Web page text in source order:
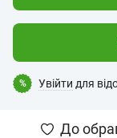
% Увійти для
До